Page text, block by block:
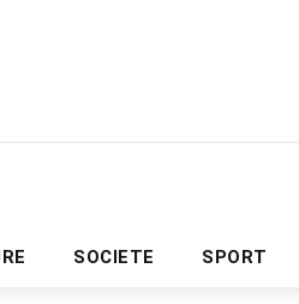
SOCIETE SPORTPUBLICITÉ